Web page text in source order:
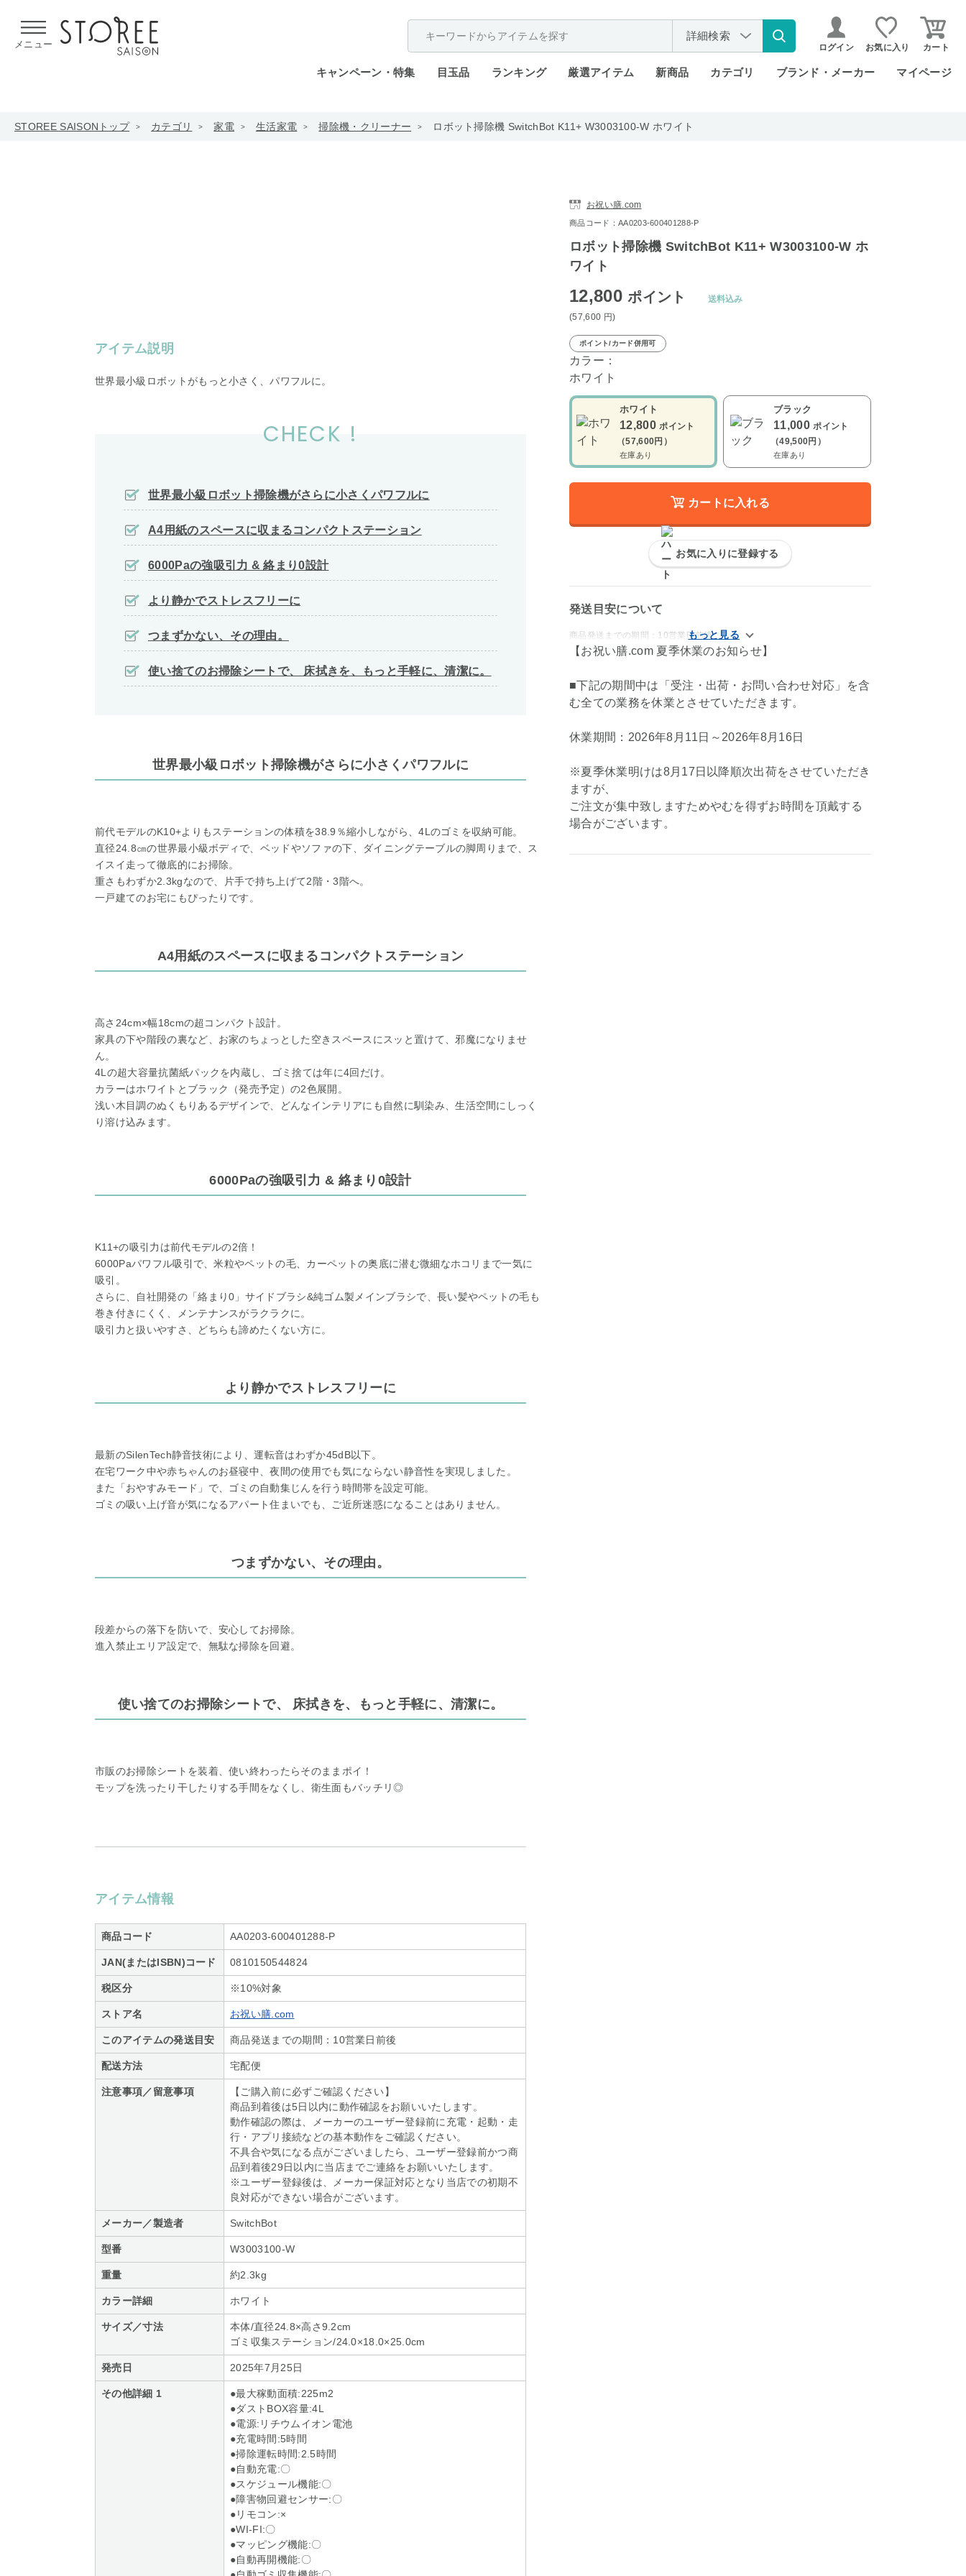
メニュー
詳細検索
ログイン お気に入り カート
キャンペーン・特集 目玉品 ランキング 厳選アイテム 新商品 カテゴリ ブランド・メーカー マイページ
STOREE SAISONトップ カテゴリ 家電 生活家電 掃除機・クリーナー ロボット掃除機 SwitchBot K11+ W3003100-W ホワイト
アイテム説明
世界最小級ロボットがもっと小さく、パワフルに。
CHECK !
世界最小級ロボット掃除機がさらに小さくパワフルに
A4用紙のスペースに収まるコンパクトステーション
6000Paの強吸引力 & 絡まり0設計
より静かでストレスフリーに
つまずかない、その理由。
使い捨てのお掃除シートで、 床拭きを、もっと手軽に、清潔に。
世界最小級ロボット掃除機がさらに小さくパワフルに
前代モデルのK10+よりもステーションの体積を38.9％縮小しながら、4Lのゴミを収納可能。
直径24.8㎝の世界最小級ボディで、ベッドやソファの下、ダイニングテーブルの脚周りまで、ス
イスイ走って徹底的にお掃除。
重さもわずか2.3kgなので、片手で持ち上げて2階・3階へ。
一戸建てのお宅にもぴったりです。
A4用紙のスペースに収まるコンパクトステーション
高さ24cm×幅18cmの超コンパクト設計。
家具の下や階段の裏など、お家のちょっとした空きスペースにスッと置けて、邪魔になりませ
ん。
4Lの超大容量抗菌紙パックを内蔵し、ゴミ捨ては年に4回だけ。
カラーはホワイトとブラック（発売予定）の2色展開。
浅い木目調のぬくもりあるデザインで、どんなインテリアにも自然に馴染み、生活空間にしっく
り溶け込みます。
6000Paの強吸引力 & 絡まり0設計
K11+の吸引力は前代モデルの2倍！
6000Paパワフル吸引で、米粒やペットの毛、カーペットの奥底に潜む微細なホコリまで一気に
吸引。
さらに、自社開発の「絡まり0」サイドブラシ&純ゴム製メインブラシで、長い髪やペットの毛も
巻き付きにくく、メンテナンスがラクラクに。
吸引力と扱いやすさ、どちらも諦めたくない方に。
より静かでストレスフリーに
最新のSilenTech静音技術により、運転音はわずか45dB以下。
在宅ワーク中や赤ちゃんのお昼寝中、夜間の使用でも気にならない静音性を実現しました。
また「おやすみモード」で、ゴミの自動集じんを行う時間帯を設定可能。
ゴミの吸い上げ音が気になるアパート住まいでも、ご近所迷惑になることはありません。
つまずかない、その理由。
段差からの落下を防いで、安心してお掃除。
進入禁止エリア設定で、無駄な掃除を回避。
使い捨てのお掃除シートで、 床拭きを、もっと手軽に、清潔に。
市販のお掃除シートを装着、使い終わったらそのままポイ！
モップを洗ったり干したりする手間をなくし、衛生面もバッチリ◎
アイテム情報
商品コード AA0203-600401288-P
JAN(またはISBN)コード 0810150544824
税区分 ※10%対象
ストア名 お祝い膳.com
このアイテムの発送目安 商品発送までの期間：10営業日前後
配送方法 宅配便
注意事項／留意事項
【ご購入前に必ずご確認ください】
商品到着後は5日以内に動作確認をお願いいたします。
動作確認の際は、メーカーのユーザー登録前に充電・起動・走
行・アプリ接続などの基本動作をご確認ください。
不具合や気になる点がございましたら、ユーザー登録前かつ商
品到着後29日以内に当店までご連絡をお願いいたします。
※ユーザー登録後は、メーカー保証対応となり当店での初期不
良対応ができない場合がございます。
メーカー／製造者 SwitchBot
型番 W3003100-W
重量 約2.3kg
カラー詳細 ホワイト
サイズ／寸法
本体/直径24.8×高さ9.2cm
ゴミ収集ステーション/24.0×18.0×25.0cm
発売日 2025年7月25日
その他詳細 1
●最大稼動面積:225m2
●ダストBOX容量:4L
●電源:リチウムイオン電池
●充電時間:5時間
●掃除運転時間:2.5時間
●自動充電:〇
●スケジュール機能:〇
●障害物回避センサー:〇
●リモコン:×
●WI-FI:〇
●マッピング機能:〇
●自動再開機能:〇
お祝い膳.com
商品コード：AA0203-600401288-P
ロボット掃除機 SwitchBot K11+ W3003100-W ホ
ワイト
12,800ポイント
(57,600 円)
送料込み
ポイント/カード併用可
カラー：
ホワイト
ホワイト
12,800 ポイント
（57,600円）
在庫あり
ブラック
11,000 ポイント
（49,500円）
在庫あり
カートに入れる
お気に入りに登録する
発送目安について
商品発送までの期間：10営業日前後
【お祝い膳.com 夏季休業のお知らせ】
■下記の期間中は「受注・出荷・お問い合わせ対応」を含
む全ての業務を休業とさせていただきます。
休業期間：2026年8月11日～2026年8月16日
※夏季休業明けは8月17日以降順次出荷をさせていただき
ますが、
ご注文が集中致しますためやむを得ずお時間を頂戴する
場合がございます。